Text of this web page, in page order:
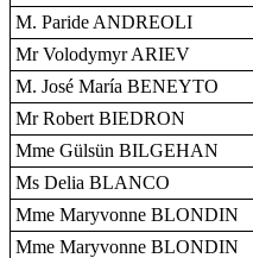
M. Paride ANDREOLI
Mr Volodymyr ARIEV
M. José María BENEYTO
Mr Robert BIEDRON
Mme Gülsün BILGEHAN
Ms Delia BLANCO
Mme Maryvonne BLONDIN
Mme Maryvonne BLONDIN